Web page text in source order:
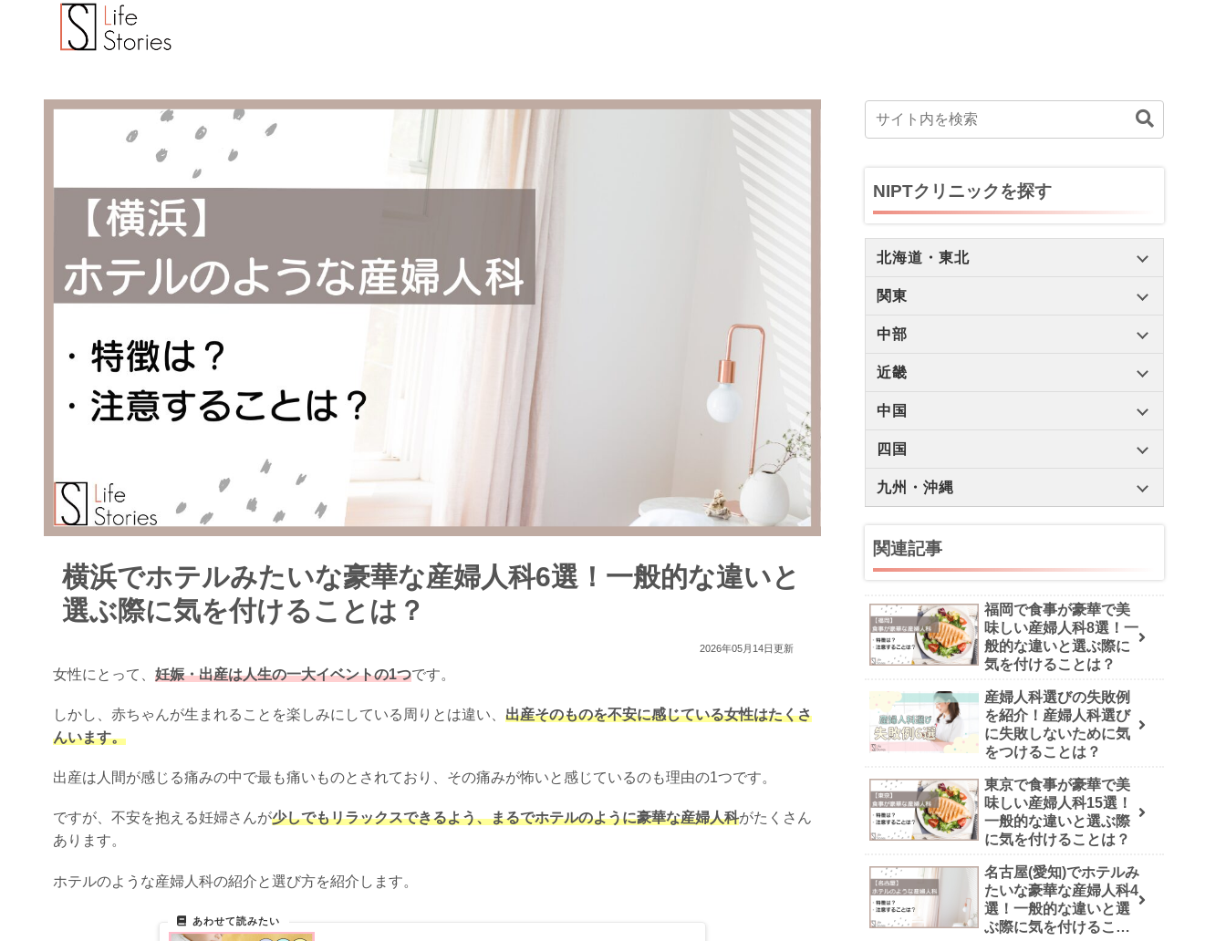
横浜でホテルみたいな豪華な産婦人科6選！一般的な違いと
選ぶ際に気を付けることは？
2026年05月14日更新
女性にとって、 妊娠・出産は人生の一大イベントの1つです。
しかし、赤ちゃんが生まれることを楽しみにしている周りとは違い、 出産そのものを不安に感じている女性はたくさ
んいます。
出産は人間が感じる痛みの中で最も痛いものとされており、その痛みが怖いと感じているのも理由の1つです。
ですが、不安を抱える妊婦さんが少しでもリラックスできるよう、まるでホテルのように豪華な産婦人科がたくさん
あります。
ホテルのような産婦人科の紹介と選び方を紹介します。
NIPTクリニックを探す
北海道・東北
関東
中部
近畿
中国
四国
九州・沖縄
関連記事
福岡で食事が豪華で美
味しい産婦人科8選！一
般的な違いと選ぶ際に
気を付けることは？
産婦人科選びの失敗例
を紹介！産婦人科選び
に失敗しないために気
をつけることは？
東京で食事が豪華で美
味しい産婦人科15選！
一般的な違いと選ぶ際
に気を付けることは？
名古屋(愛知)でホテルみ
たいな豪華な産婦人科4
選！一般的な違いと選
ぶ際に気を付けること